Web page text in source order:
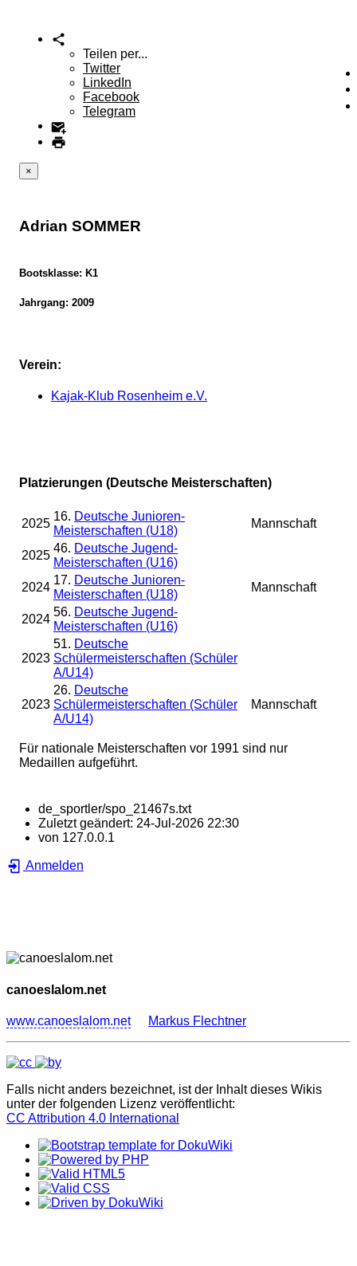
Teilen per...
Twitter
LinkedIn
Facebook
Telegram
×
Adrian SOMMER
Bootsklasse: K1
Jahrgang: 2009
Verein:
Kajak-Klub Rosenheim e.V.
Platzierungen (Deutsche Meisterschaften)
2025
16. Deutsche Junioren-
Meisterschaften (U18)
Mannschaft
2025
46. Deutsche Jugend-
Meisterschaften (U16)
2024
17. Deutsche Junioren-
Meisterschaften (U18)
Mannschaft
2024
56. Deutsche Jugend-
Meisterschaften (U16)
2023
51. Deutsche
Schülermeisterschaften (Schüler
A/U14)
2023
26. Deutsche
Schülermeisterschaften (Schüler
A/U14)
Mannschaft
Für nationale Meisterschaften vor 1991 sind nur
Medaillen aufgeführt.
de_sportler/spo_21467s.txt
Zuletzt geändert: 24-Jul-2026 22:30
von 127.0.0.1
Anmelden
canoeslalom.net
www.canoeslalom.net Markus Flechtner
Falls nicht anders bezeichnet, ist der Inhalt dieses Wikis
unter der folgenden Lizenz veröffentlicht:
CC Attribution 4.0 International